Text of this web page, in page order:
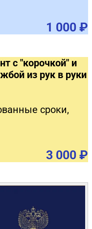
1 000 ₽
с "корочкой" и
из рук в руки
сроки,
3 000 ₽